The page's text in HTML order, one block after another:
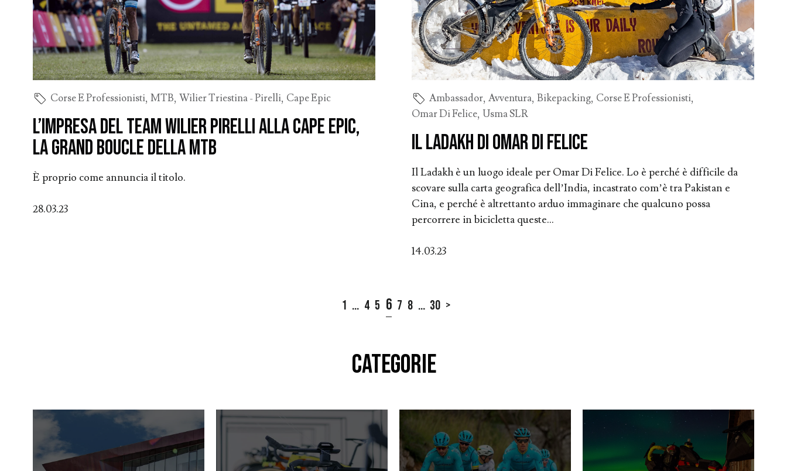
Corse E Professionisti,MTB,Wilier Triestina - Pirelli, Cape Epic
L’impresa del team Wilier Pirelli alla Cape Epic,
la Grand Boucle della MTB
È proprio come annuncia il titolo.
28.03.23
Ambassador,Avventura,Bikepacking, Corse E Professionisti,
Omar Di Felice, Usma SLR
Il Ladakh di Omar Di Felice
Il Ladakh è un luogo ideale per Omar Di Felice. Lo è perché è difficile da
scovare sulla carta geografica dell’India, incastrato com’è tra Pakistan e
Cina, e perché è altrettanto arduo immaginare che qualcuno possa
percorrere in bicicletta queste...
14.03.23
1 ... 4 5 6 7 8 ... 30 >
CATEGORIE